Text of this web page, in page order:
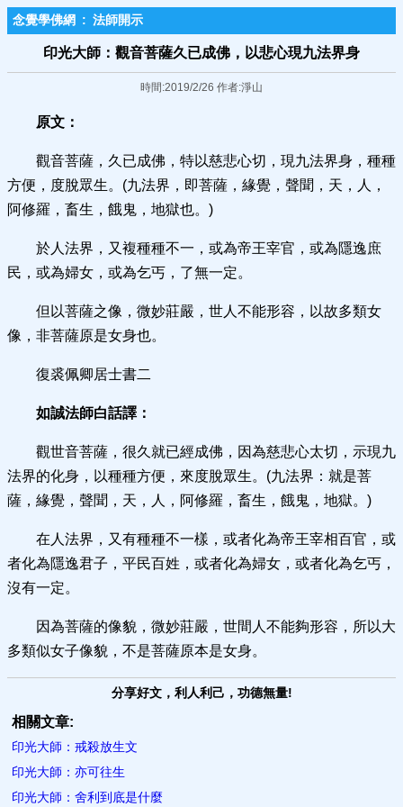
念覺學佛網 : 法師開示
印光大師：觀音菩薩久已成佛，以悲心現九法界身
時間:2019/2/26 作者:淨山
原文：
觀音菩薩，久已成佛，特以慈悲心切，現九法界身，種種
方便，度脫眾生。(九法界，即菩薩，緣覺，聲聞，天，人，
阿修羅，畜生，餓鬼，地獄也。)
於人法界，又複種種不一，或為帝王宰官，或為隱逸庶
民，或為婦女，或為乞丐，了無一定。
但以菩薩之像，微妙莊嚴，世人不能形容，以故多類女
像，非菩薩原是女身也。
復裘佩卿居士書二
如誠法師白話譯：
觀世音菩薩，很久就已經成佛，因為慈悲心太切，示現九
法界的化身，以種種方便，來度脫眾生。(九法界：就是菩
薩，緣覺，聲聞，天，人，阿修羅，畜生，餓鬼，地獄。)
在人法界，又有種種不一樣，或者化為帝王宰相百官，或
者化為隱逸君子，平民百姓，或者化為婦女，或者化為乞丐，
沒有一定。
因為菩薩的像貌，微妙莊嚴，世間人不能夠形容，所以大
多類似女子像貌，不是菩薩原本是女身。
分享好文，利人利己，功德無量!
相關文章:
印光大師：戒殺放生文
印光大師：亦可往生
印光大師：舍利到底是什麼